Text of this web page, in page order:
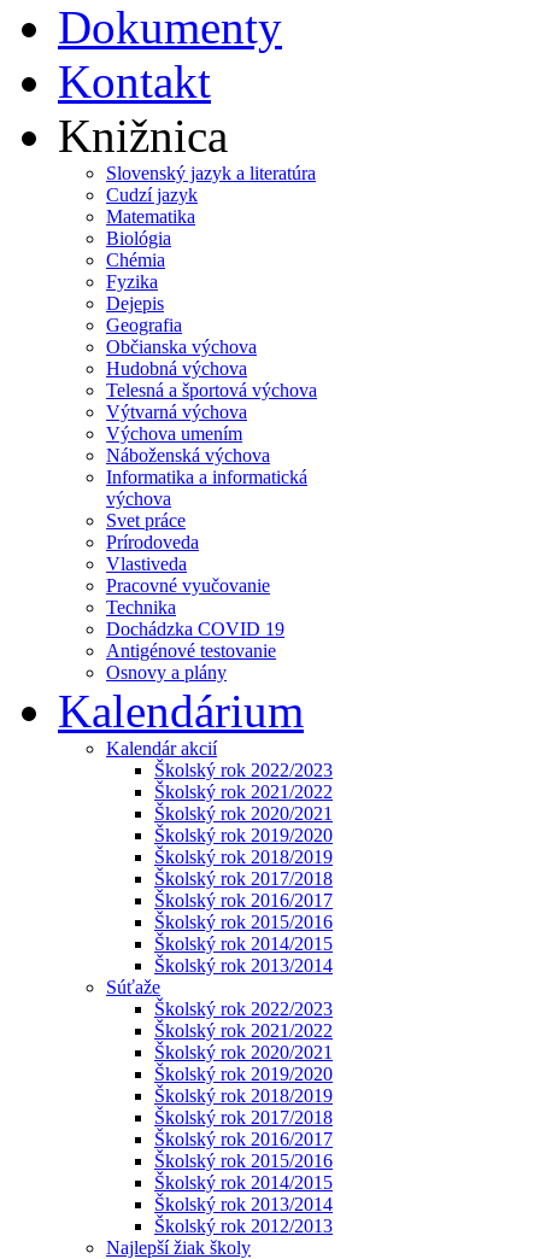
Dokumenty
Kontakt
Knižnica
Slovenský jazyk a literatúra
Cudzí jazyk
Matematika
Biológia
Chémia
Fyzika
Dejepis
Geografia
Občianska výchova
Hudobná výchova
Telesná a športová výchova
Výtvarná výchova
Výchova umením
Náboženská výchova
Informatika a informatická
výchova
Svet práce
Prírodoveda
Vlastiveda
Pracovné vyučovanie
Technika
Dochádzka COVID 19
Antigénové testovanie
Osnovy a plány
Kalendárium
Kalendár akcií
Školský rok 2022/2023
Školský rok 2021/2022
Školský rok 2020/2021
Školský rok 2019/2020
Školský rok 2018/2019
Školský rok 2017/2018
Školský rok 2016/2017
Školský rok 2015/2016
Školský rok 2014/2015
Školský rok 2013/2014
Súťaže
Školský rok 2022/2023
Školský rok 2021/2022
Školský rok 2020/2021
Školský rok 2019/2020
Školský rok 2018/2019
Školský rok 2017/2018
Školský rok 2016/2017
Školský rok 2015/2016
Školský rok 2014/2015
Školský rok 2013/2014
Školský rok 2012/2013
Najlepší žiak školy